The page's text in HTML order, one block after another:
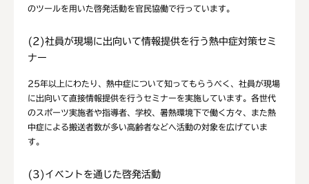
のツールを用いた啓発活動を官民協働で行っています。
(2)社員が現場に出向いて情報提供を行う熱中症対策セミ
ナー
25年以上にわたり、熱中症について知ってもらうべく、社員が現場
に出向いて直接情報提供を行うセミナーを実施しています。各世代
のスポーツ実施者や指導者、学校、暑熱環境下で働く方々、また熱
中症による搬送者数が多い高齢者などへ活動の対象を広げていま
す。
(3)イベントを通じた啓発活動